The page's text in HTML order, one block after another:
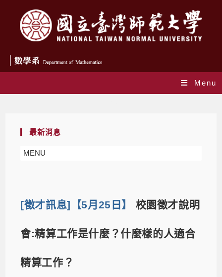
Menu
最新消息
MENU
[徵才訊息]【5月25日】 校園徵才說明
會:精算工作是什麼？什麼樣的人適合
精算工作？